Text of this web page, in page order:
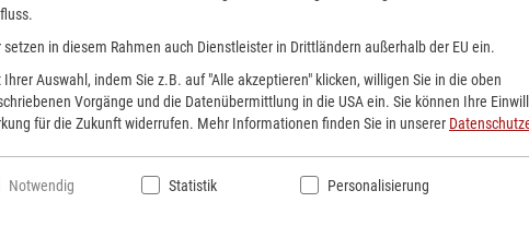
setzen in diesem Rahmen auch Dienstleister in Drittländern außerhalb der EU ein.
Ihrer Auswahl, indem Sie z.B. auf "Alle akzeptieren" klicken, willigen Sie in die oben
Vorgänge und die Datenübermittlung in die USA ein. Sie können Ihre
für die Zukunft widerrufen. Mehr Informationen finden Sie in unserer
Notwendig Statistik Personalisierung
und